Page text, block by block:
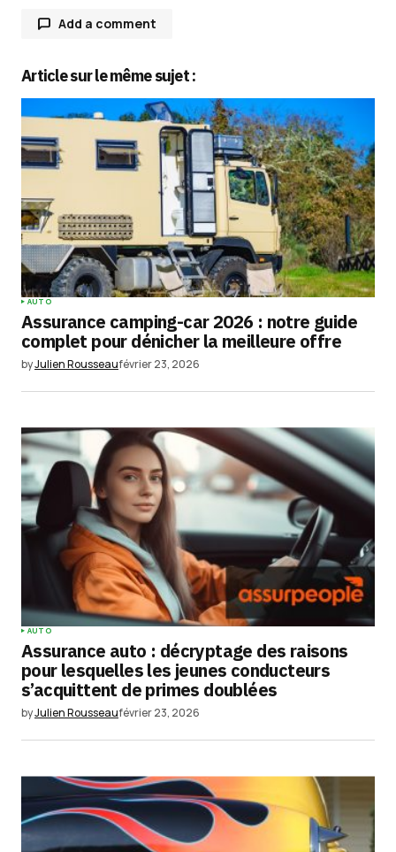
Add a comment
Votre adresse e-mail ne sera pas publiée.Les
champs obligatoires sont indiqués avec*
Comment*
Your Name
Your E-mail*
site dans le navigateur pour mon prochain
Submit Comment
Article sur le même sujet :
AUTO
Assurance camping-car 2026 : notre guide
complet pour dénicher la meilleure offre
byJulien Rousseaufévrier 23, 2026
AUTO
Assurance auto : décryptage des raisons
pour lesquelles les jeunes conducteurs
s’acquittent de primes doublées
byJulien Rousseaufévrier 23, 2026